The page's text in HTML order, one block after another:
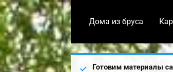
Дома из бруса
Готовим материалы